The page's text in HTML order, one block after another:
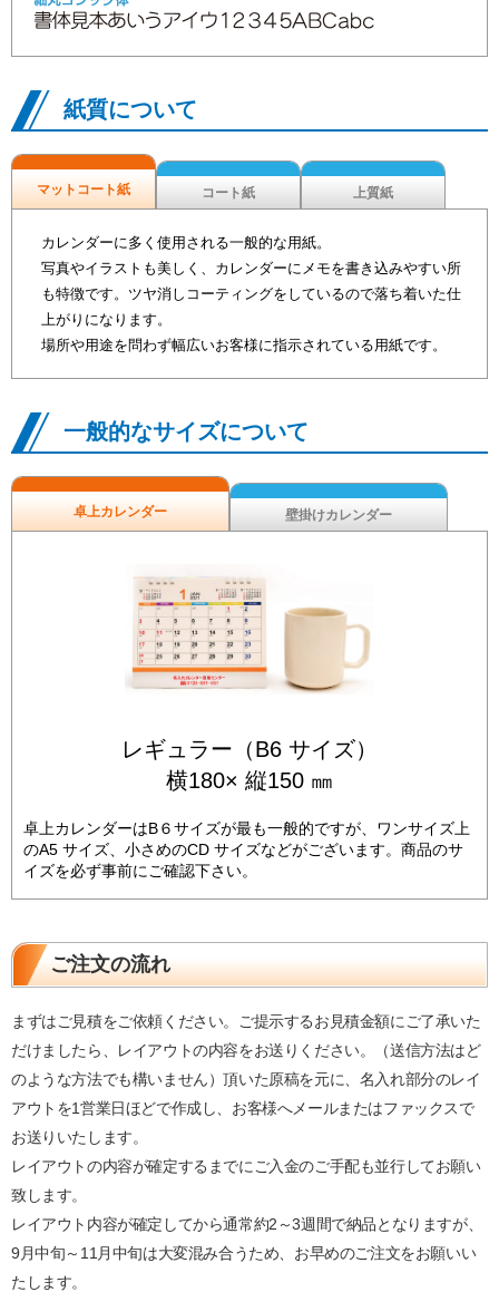
紙質について
マットコート紙 コート紙 上質紙
カレンダーに多く使用される一般的な用紙。
写真やイラストも美しく、カレンダーにメモを書き込みやすい所
も特徴です。ツヤ消しコーティングをしているので落ち着いた仕
上がりになります。
場所や用途を問わず幅広いお客様に指示されている用紙です。
一般的なサイズについて
卓上カレンダー 壁掛けカレンダー
レギュラー（B6 サイズ）
横180× 縦150 ㎜
卓上カレンダーはB６サイズが最も一般的ですが、ワンサイズ上
のA5 サイズ、小さめのCD サイズなどがございます。商品のサ
イズを必ず事前にご確認下さい。
ご注文の流れ
まずはご見積をご依頼ください。ご提示するお見積金額にご了承いた
だけましたら、レイアウトの内容をお送りください。（送信方法はど
のような方法でも構いません）頂いた原稿を元に、名入れ部分のレイ
アウトを1営業日ほどで作成し、お客様へメールまたはファックスで
お送りいたします。
レイアウトの内容が確定するまでにご入金のご手配も並行してお願い
致します。
レイアウト内容が確定してから通常約2～3週間で納品となりますが、
9月中旬～11月中旬は大変混み合うため、お早めのご注文をお願いい
たします。